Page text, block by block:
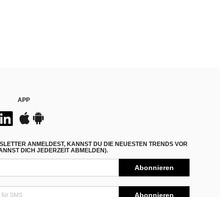
APP
ANMELDEST, KANNST DU DIE NEUESTEN TRENDS VOR
DICH JEDERZEIT ABMELDEN).
Abonnieren
Abonnieren